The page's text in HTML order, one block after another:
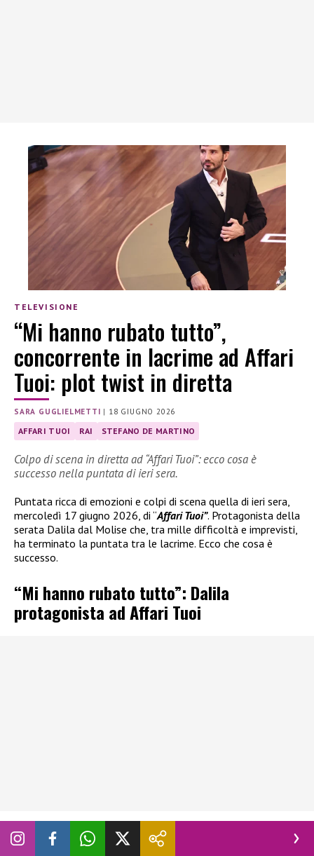
TELEVISIONE
“Mi hanno rubato tutto”,
concorrente in lacrime ad Affari
Tuoi: plot twist in diretta
SARA GUGLIELMETTI | 18 GIUGNO 2026
AFFARI TUOI RAI STEFANO DE MARTINO
Colpo di scena in diretta ad “Affari Tuoi”: ecco cosa è
successo nella puntata di ieri sera.
Puntata ricca di emozioni e colpi di scena quella di ieri sera,
mercoledì 17 giugno 2026, di “Affari Tuoi”. Protagonista della
serata Dalila dal Molise che, tra mille difficoltà e imprevisti,
ha terminato la puntata tra le lacrime. Ecco che cosa è
successo.
“Mi hanno rubato tutto”: Dalila
protagonista ad Affari Tuoi
Nella puntata di ieri sera, mercoledì 17 giugno 2026, di
“Affari
Tuoi”,
protagonista è stata
Dalila, 30 anni dal Molise,